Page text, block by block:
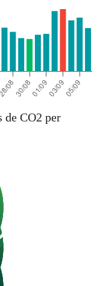
de CO2 per